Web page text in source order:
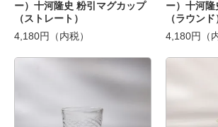
ー）十河隆史 粉引マグカップ
（ストレート）
4,180円（内税）
ー）十河
（ラウンド
4,180円（